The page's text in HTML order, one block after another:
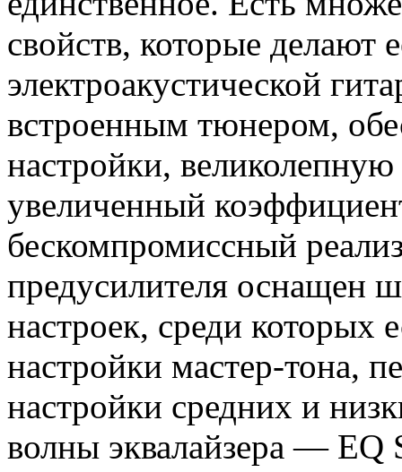
свойств, которые делают
электроакустической
встроенным тюнером,
настройки,
увеличенный
бескомпромиссный
предусилителя оснащен
настроек, среди которых
настройки мастер-тона,
настройки средних и
волны эквалайзера — EQ